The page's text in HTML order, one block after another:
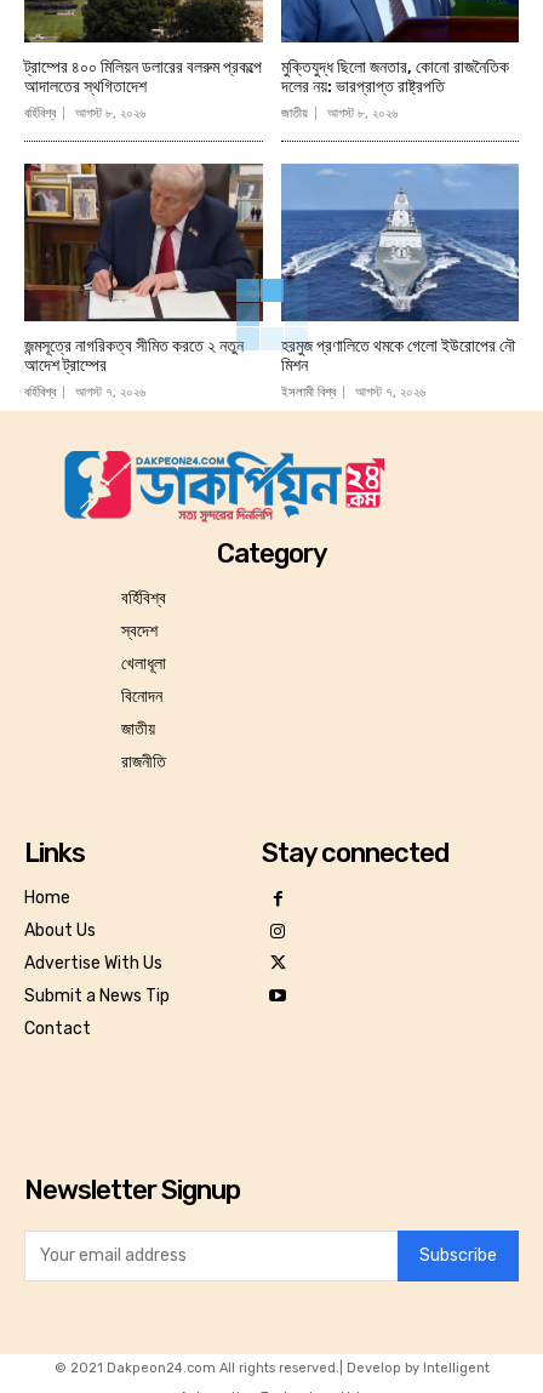
ট্রাম্পের ৪০০ মিলিয়ন ডলারের বলরুম প্রকল্পে
আদালতের স্থগিতাদেশ
বর্হিবিশ্ব আগস্ট ৮, ২০২৬
মুক্তিযুদ্ধ ছিলো জনতার, কোনো রাজনৈতিক
দলের নয়: ভারপ্রাপ্ত রাষ্ট্রপতি
জাতীয় আগস্ট ৮, ২০২৬
জন্মসূত্রে নাগরিকত্ব সীমিত করতে ২ নতুন
আদেশ ট্রাম্পের
বর্হিবিশ্ব আগস্ট ৭, ২০২৬
হরমুজ প্রণালিতে থমকে গেলো ইউরোপের নৌ
মিশন
ইসলামী বিশ্ব আগস্ট ৭, ২০২৬
Category
বর্হিবিশ্ব
স্বদেশ
খেলাধূলা
বিনোদন
জাতীয়
রাজনীতি
Links
Home
About Us
Advertise With Us
Submit a News Tip
Contact
Stay connected
Newsletter Signup
Subscribe
© 2021 Dakpeon24.com All rights reserved.| Develop by Intelligent